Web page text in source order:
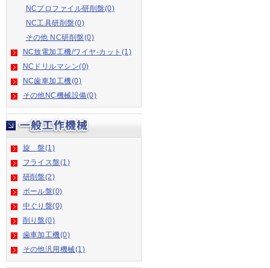
NCプロファイル研削盤(0)
NC工具研削盤(0)
その他 NC研削盤(0)
NC放電加工機/ワイヤ-カット(1)
NCドリルマシン(0)
NC歯車加工機(0)
その他NC機械設備(0)
旋 盤(1)
フライス盤(1)
研削盤(2)
ボール盤(0)
中ぐり盤(0)
削り盤(0)
歯車加工機(0)
その他汎用機械(1)